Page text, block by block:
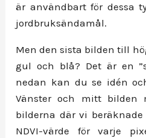
är användbart för dessa
jordbruksändamål.
Men den sista bilden till
gul och blå? Det är en
nedan kan du se idén
Vänster och mitt bilden
bilderna där vi beräknade
NDVI-värde för varje